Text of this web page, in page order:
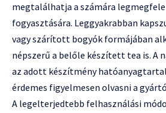
megtalálhatja a számára
fogyasztására. Leggyakrabban
vagy szárított bogyók formájában
népszerű a belőle készített tea is. A
az adott készítmény
érdemes figyelmesen olvasni a
A legelterjedtebb felhasználási